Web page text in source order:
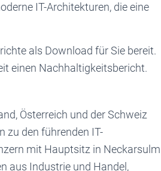
IT-Architekturen, die eine
als Download für Sie bereit.
einen Nachhaltigkeitsbericht.
Österreich und der Schweiz
zu den führenden IT-
mit Hauptsitz in Neckarsulm
aus Industrie und Handel,